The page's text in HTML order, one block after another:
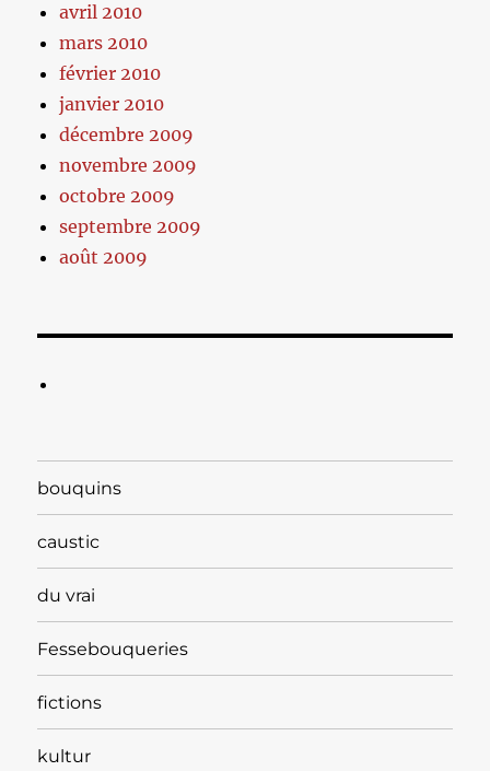
avril 2010
mars 2010
février 2010
janvier 2010
décembre 2009
novembre 2009
octobre 2009
septembre 2009
août 2009
bouquins
caustic
du vrai
Fessebouqueries
fictions
kultur